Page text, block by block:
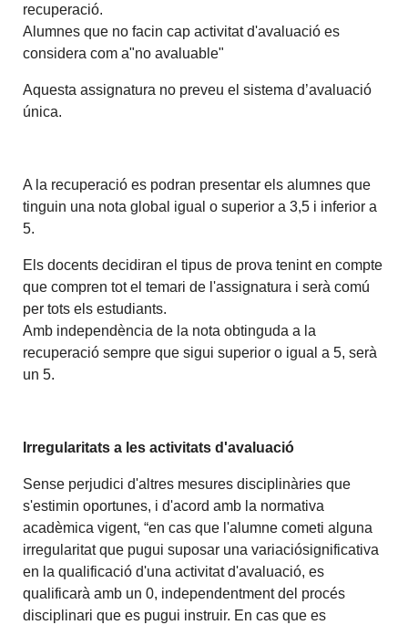
recuperació.
Alumnes que no facin cap activitat d'avaluació es
considera com a"no avaluable"
Aquesta assignatura no preveu el sistema d’avaluació
única.
A la recuperació es podran presentar els alumnes que
tinguin una nota global igual o superior a 3,5 i inferior a
5.
Els docents decidiran el tipus de prova tenint en compte
que compren tot el temari de l'assignatura i serà comú
per tots els estudiants.
Amb independència de la nota obtinguda a la
recuperació sempre que sigui superior o igual a 5, serà
un 5.
Irregularitats a les activitats d'avaluació
Sense perjudici d'altres mesures disciplinàries que
s'estimin oportunes, i d'acord amb la normativa
acadèmica vigent, “en cas que l'alumne cometi alguna
irregularitat que pugui suposar una variaciósignificativa
en la qualificació d'una activitat d'avaluació, es
qualificarà amb un 0, independentment del procés
disciplinari que es pugui instruir. En cas que es